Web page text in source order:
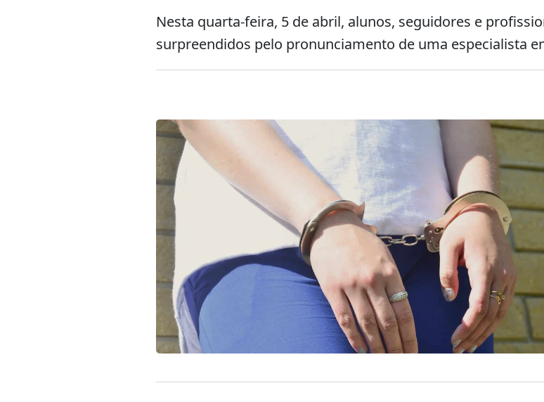
Nesta quarta-feira, 5 de abril, alunos, seguidores e
surpreendidos pelo pronunciamento de uma especialista